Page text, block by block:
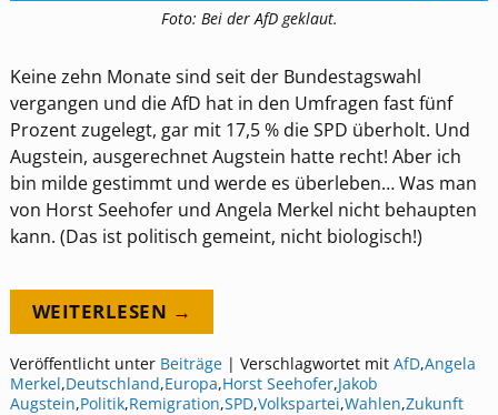
Foto: Bei der AfD geklaut.
Keine zehn Monate sind seit der Bundestagswahl
vergangen und die AfD hat in den Umfragen fast fünf
Prozent zugelegt, gar mit 17,5 % die SPD überholt. Und
Augstein, ausgerechnet Augstein hatte recht! Aber ich
bin milde gestimmt und werde es überleben… Was man
von Horst Seehofer und Angela Merkel nicht behaupten
kann. (Das ist politisch gemeint, nicht biologisch!)
WEITERLESEN →
Veröffentlicht unter Beiträge| Verschlagwortet mit AfD,Angela
Merkel,Deutschland,Europa,Horst Seehofer,Jakob
Augstein,Politik,Remigration,SPD,Volkspartei,Wahlen,Zukunft